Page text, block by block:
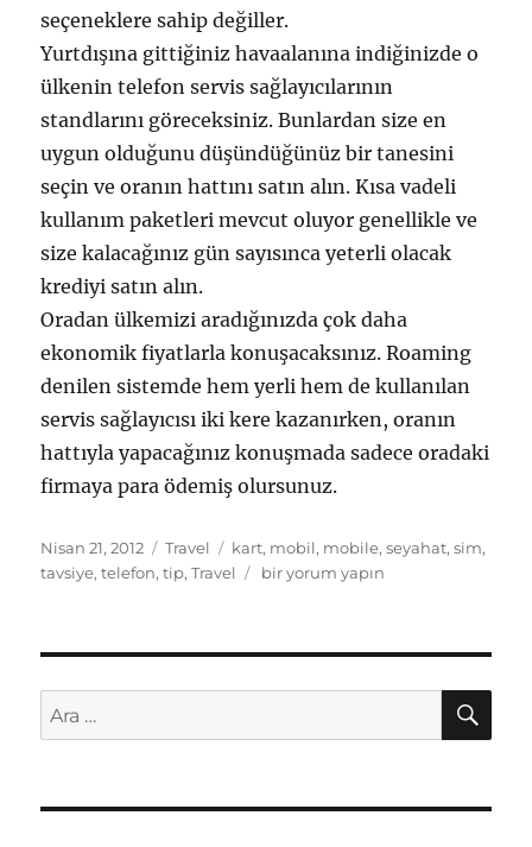
seçeneklere sahip değiller.
Yurtdışına gittiğiniz havaalanına indiğinizde o
ülkenin telefon servis sağlayıcılarının
standlarını göreceksiniz. Bunlardan size en
uygun olduğunu düşündüğünüz bir tanesini
seçin ve oranın hattını satın alın. Kısa vadeli
kullanım paketleri mevcut oluyor genellikle ve
size kalacağınız gün sayısınca yeterli olacak
krediyi satın alın.
Oradan ülkemizi aradığınızda çok daha
ekonomik fiyatlarla konuşacaksınız. Roaming
denilen sistemde hem yerli hem de kullanılan
servis sağlayıcısı iki kere kazanırken, oranın
hattıyla yapacağınız konuşmada sadece oradaki
firmaya para ödemiş olursunuz.
Yayın
tarihi
Nisan 21, 2012 Kategoriler
Travel Etiketler
kart, mobil, mobile,seyahat,sim,
tavsiye,telefon,tip,Travel
Seyahat
bir yorum yapın
Ara: